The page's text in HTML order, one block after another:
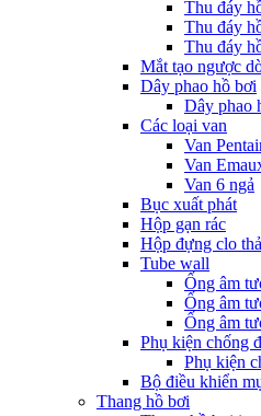
Thu đáy
Thu đáy
Thu đáy
Mắt tạo ngược
Dây phao hồ bơi
Dây phao
Các loại van
Van
Van
Van 6 ngả
Bục xuất phát
Hộp gạn rác
Hộp đựng clo
Tube wall
Ống âm
Ống âm
Ống âm
Phụ kiện chống
Phụ kiện
Bộ điều khiển
Thang hồ bơi